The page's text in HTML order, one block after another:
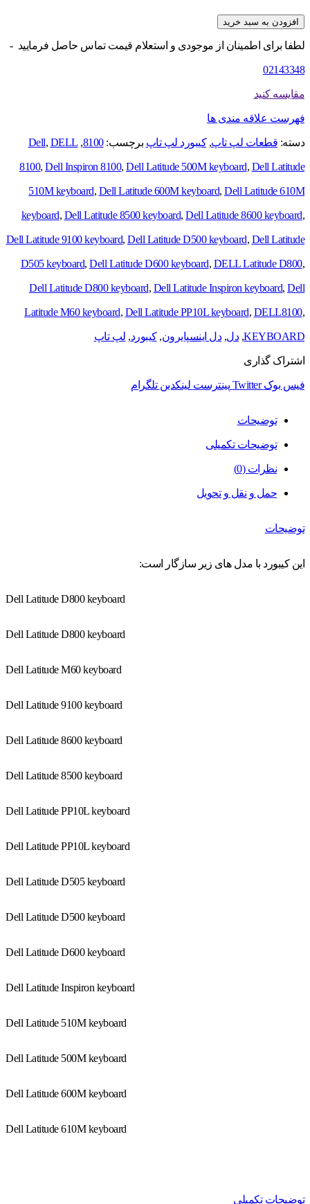
افزودن به سبد خرید
لطفا برای اطمینان از موجودی و استعلام قیمت تماس حاصل فرمایید -
02143348
مقایسه کنید
فهرست علاقه مندی ها
دسته: قطعات لپ تاپ, کیبورد لپ تاپ برچسب:8100
,
Dell, DELL
8100, Dell Inspiron 8100, Dell Latitude 500M keyboard, Dell Latitude
510M keyboard, Dell Latitude 600M keyboard, Dell Latitude 610M
keyboard, Dell Latitude 8500 keyboard, Dell Latitude 8600 keyboard,
Dell Latitude 9100 keyboard, Dell Latitude D500 keyboard, Dell Latitude
D505 keyboard, Dell Latitude D600 keyboard, DELL Latitude D800,
Dell Latitude D800 keyboard, Dell Latitude Inspiron keyboard, Dell
Latitude M60 keyboard, Dell Latitude PP10L keyboard, DELL8100,
KEYBOARD
, دل, دل اینسپایرون, کیبورد, لپ تاپ
اشتراک گذاری
فیس بوک Twitter پینترست لینکدین تلگرام
توضیحات
توضیحات تکمیلی
نظرات (0)
حمل و نقل و تحویل
توضیحات
این کیبورد با مدل های زیر سازگار است:
Dell Latitude D800 keyboard
Dell Latitude D800 keyboard
Dell Latitude M60 keyboard
Dell Latitude 9100 keyboard
Dell Latitude 8600 keyboard
Dell Latitude 8500 keyboard
Dell Latitude PP10L keyboard
Dell Latitude PP10L keyboard
Dell Latitude D505 keyboard
Dell Latitude D500 keyboard
Dell Latitude D600 keyboard
Dell Latitude Inspiron keyboard
Dell Latitude 510M keyboard
Dell Latitude 500M keyboard
Dell Latitude 600M keyboard
Dell Latitude 610M keyboard
توضیحات تکمیلی